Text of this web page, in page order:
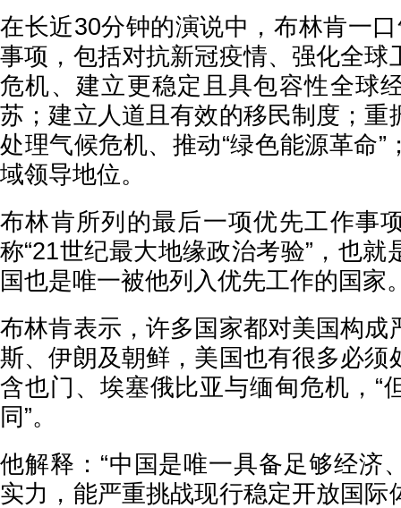
在长近30分钟的演说中，布林肯一
事项，包括对抗新冠疫情、强化全球
危机、建立更稳定且具包容性全球
苏；建立人道且有效的移民制度；重
处理气候危机、推动“绿色能源革命”
域领导地位。
布林肯所列的最后一项优先工作事
称“21世纪最大地缘政治考验”，也就
国也是唯一被他列入优先工作的国家
布林肯表示，许多国家都对美国构成
斯、伊朗及朝鲜，美国也有很多必须
含也门、埃塞俄比亚与缅甸危机，“
同”。
他解释：“中国是唯一具备足够经济
实力，能严重挑战现行稳定开放国际